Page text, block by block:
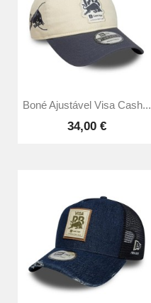
Boné Ajustável Visa Cash...
34,00 €